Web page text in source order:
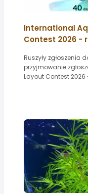
International
Contest 2026 -
Ruszyły zgłoszenia
przyjmowanie
Layout Contest 2026